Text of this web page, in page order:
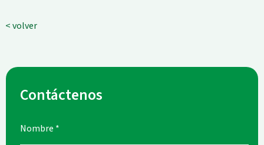
< volver
Contáctenos
Nombre *